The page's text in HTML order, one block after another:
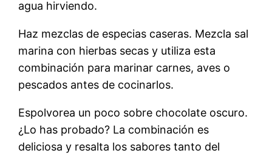
agua hirviendo.
Haz mezclas de especias caseras. Mezcla sal
marina con hierbas secas y utiliza esta
combinación para marinar carnes, aves o
pescados antes de cocinarlos.
Espolvorea un poco sobre chocolate oscuro.
¿Lo has probado? La combinación es
deliciosa y resalta los sabores tanto del